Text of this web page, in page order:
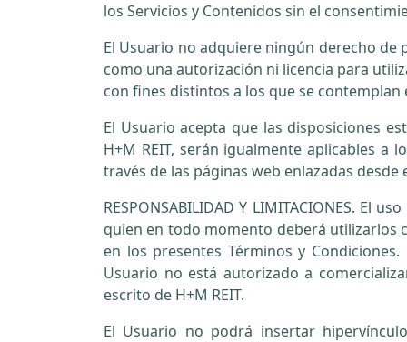
los Servicios y Contenidos sin el
El Usuario no adquiere ningún derecho
como una autorización ni licencia para
con fines distintos a los que se
El Usuario acepta que las disposiciones
H+M REIT, serán igualmente aplicables
través de las páginas web enlazadas desde
RESPONSABILIDAD Y LIMITACIONES. El
quien en todo momento deberá utilizarlos
en los presentes Términos y
Usuario no está autorizado a
escrito de H+M REIT.
El Usuario no podrá insertar